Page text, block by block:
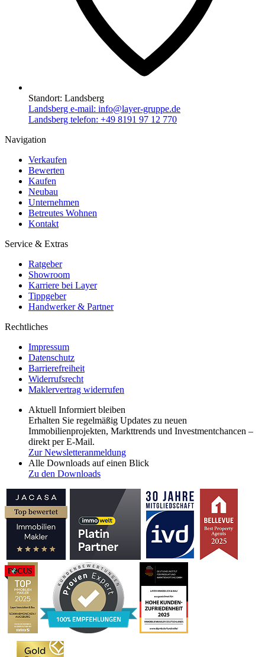
Standort: Landsberg
Landsberg e-mail: info@layer-gruppe.de
Landsberg telefon: +49 8191 97 12 770
Navigation
Verkaufen
Bewerten
Kaufen
Neubau
Unternehmen
Betreutes Wohnen
Kontakt
Service & Extras
Ratgeber
Showroom
Karriere bei Layer
Tippgeber
Handwerker & Partner
Rechtliches
Impressum
Datenschutz
Barrierefreiheit
Widerrufsrecht
Maklervertrag widerrufen
Aktuell Informiert bleiben
Erhalten Sie regelmäßig Updates zu neuen
Immobilienprojekten, Markttrends und Investmentchancen –
direkt per E-Mail.
Zur Newsletteranmeldung
Alle Downloads auf einen Blick
Zu den Downloads